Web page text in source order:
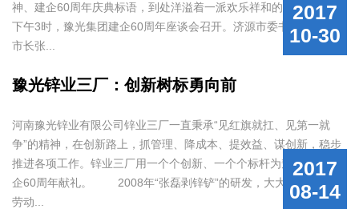
神、建企60周年庆典标语，到处洋溢着一派欢乐祥和的气氛。
下午3时，豫光集团建企60周年座谈会召开。济源市委书记张战伟、
市长张...
2017
10-30
豫光锌业三厂：创新树标勇向前
河南豫光锌业有限公司锌业三厂一直秉承“见红旗就扛、见第一就
争”的精神，在创新路上，抓管理、降成本、提效益、谋创新，稳步
推进各项工作。锌业三厂用一个个创新、一个个标杆为豫光集团建
企60周年献礼。 2008年“张磊剥锌铲”的研发，大大降低了职工
劳动...
2017
08-14